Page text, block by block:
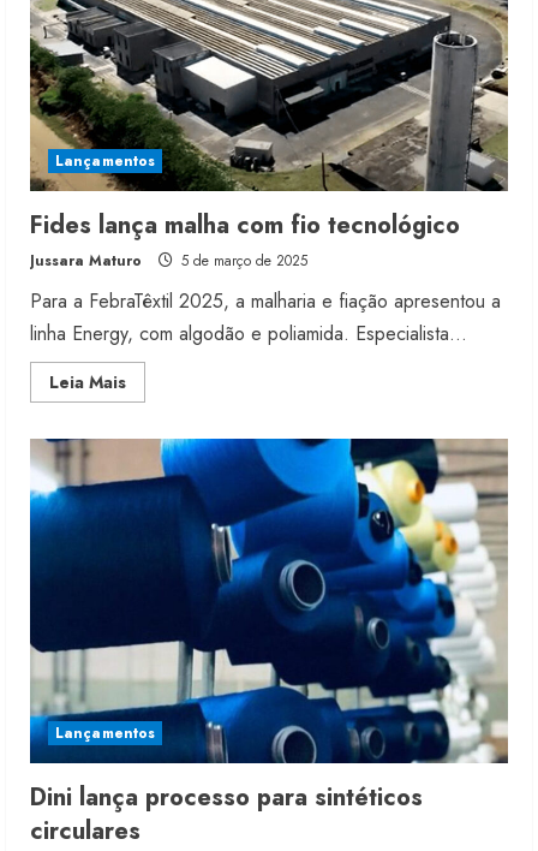
Lançamentos
Fides lança malha com fio tecnológico
Jussara Maturo 5 de março de 2025
Para a FebraTêxtil 2025, a malharia e fiação apresentou a
linha Energy, com algodão e poliamida. Especialista...
Leia MaisRead
more
lança
malha
com
fio
tecnológico
Lançamentos
Dini lança processo para sintéticos
circulares